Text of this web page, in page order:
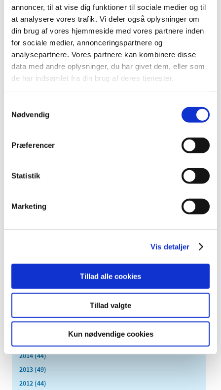
annoncer, til at vise dig funktioner til sociale medier og til
at analysere vores trafik. Vi deler også oplysninger om
din brug af vores hjemmeside med vores partnere inden
for sociale medier, annonceringspartnere og
analysepartnere. Vores partnere kan kombinere disse
data med andre oplysninger, du har givet dem, eller som
de har indsamlet fra din brug af deres tjenester.
Nødvendig
Præferencer
Statistik
Marketing
Vis detaljer
Tillad alle cookies
Tillad valgte
Kun nødvendige cookies
Alle (2506)
TID
2026 (84)
2025 (158)
2024 (224)
2023 (195)
2022 (197)
2020 (263)
2018 (150)
december (19)
september (16)
maj (9)
marts (16)
2014 (44)
2013 (49)
2012 (44)